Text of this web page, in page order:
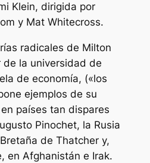
Klein, dirigida por
y Mat Whitecross.
radicales de Milton
de la universidad de
de economía, («los
ejemplos de su
países tan dispares
Pinochet, la Rusia
de Thatcher y,
en Afghanistán e Irak.